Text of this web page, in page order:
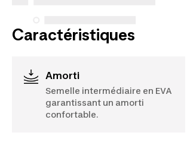
Caractéristiques
Amorti
Semelle intermédiaire en EVA
garantissant un amorti
confortable.